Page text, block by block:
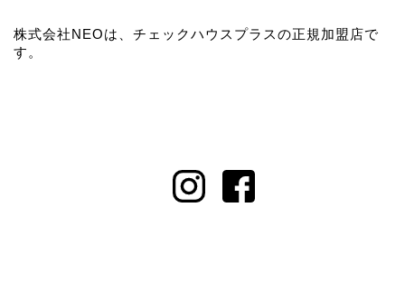
株式会社NEOは、チェックハウスプラスの正規加盟店で
す。